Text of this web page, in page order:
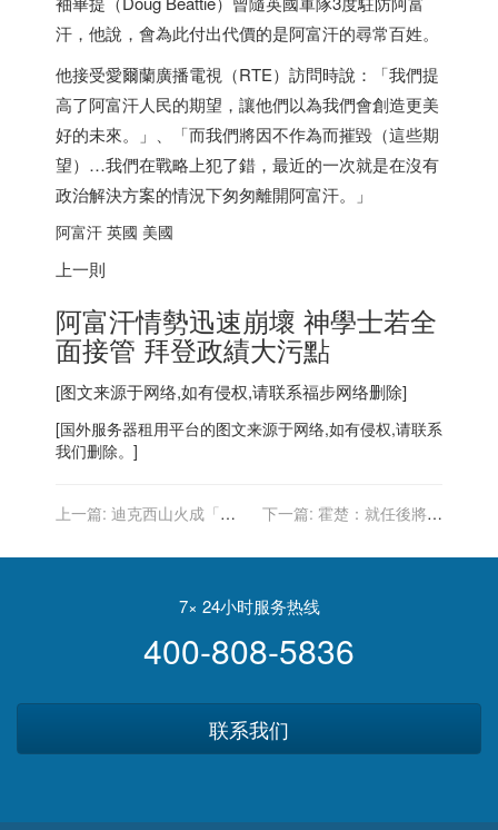
汗，他說，會為此付出代價的是阿富汗的尋常百姓。
他接受愛爾蘭廣播電視（RTE）訪問時說：「我們提
高了阿富汗人民的期望，讓他們以為我們會創造更美
好的未來。」、「而我們將因不作為而摧毀（這些期
望）…我們在戰略上犯了錯，最近的一次就是在沒有
政治解決方案的情況下匆匆離開阿富汗。」
阿富汗 英國 美國
上一則
阿富汗情勢迅速崩壞 神學士若全
面接管 拜登政績大污點
[图文来源于网络,如有侵权,请联系福步网络删除]
[国外服务器租用平台的图文来源于网络,如有侵权,请联系
我们删除。]
上一篇: 迪克西山火成「加
急狀態
下一篇: 霍楚：就任後將要
7× 24小时服务热线
400-808-5836
联系我们